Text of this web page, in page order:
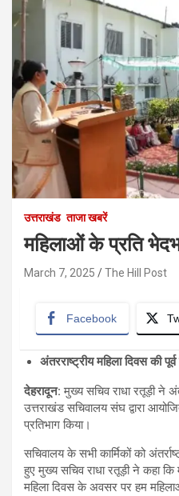
उत्तराखंड ताजा खबरें
महिलाओं के प्रति
March 7, 2025 The Hill Post
Facebook
अंतरराष्ट्रीय महिला दिवस की
देहरादून: मुख्य सचिव राधा रतूड़ी ने
उत्तराखंड सचिवालय संघ द्वारा
प्रतिभाग किया।
सचिवालय के सभी कार्मिकों को
हुए मुख्य सचिव राधा रतूड़ी ने कहा
महिला दिवस के अवसर पर हम